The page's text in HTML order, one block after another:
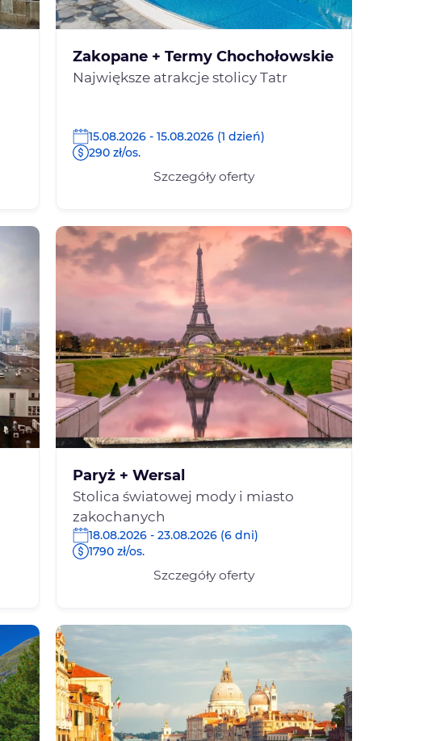
Zakopane + Termy Chochołowskie
Największe atrakcje stolicy Tatr
15.08.2026 - 15.08.2026 (1 dzień)
290 zł/os.
Szczegóły oferty
Paryż + Wersal
Stolica światowej mody i miasto
zakochanych
18.08.2026 - 23.08.2026 (6 dni)
1790 zł/os.
Szczegóły oferty